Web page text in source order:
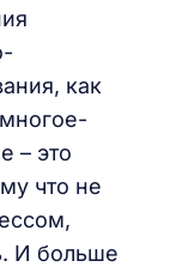
как
– это
что не
И больше